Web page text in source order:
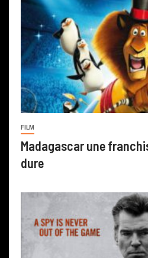
FILM
Madagascar une
dure